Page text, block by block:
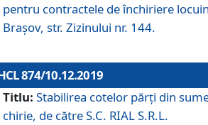
pentru contractele de închiriere
Braşov, str. Zizinului nr. 144.
874/10.12.2019
Titlu: Stabilirea cotelor părți din
chirie, de către S.C. RIAL S.R.L.